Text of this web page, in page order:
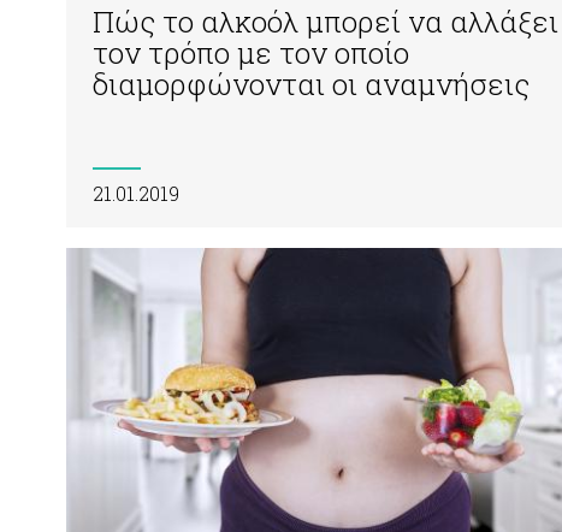
Πώς το αλκοόλ μπορεί να αλλάξει
τον τρόπο με τον οποίο
διαμορφώνονται οι αναμνήσεις
21.01.2019